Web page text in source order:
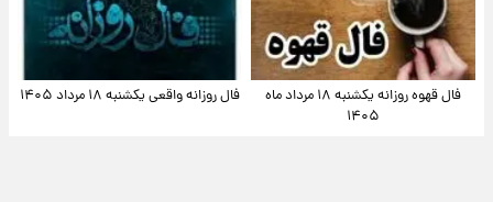
فال قهوه روزانه یکشنبه ۱۸ مرداد ماه
۱۴۰۵
فال روزانه واقعی یکشنبه ۱۸ مرداد ۱۴۰۵